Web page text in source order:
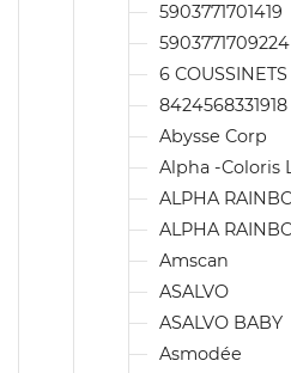
5903771701419
5903771709224
6
8424568331918
Abysse Corp
Alpha -Coloris
ALPHA
ALPHA
Amscan
ASALVO
ASALVO BABY
Asmodée